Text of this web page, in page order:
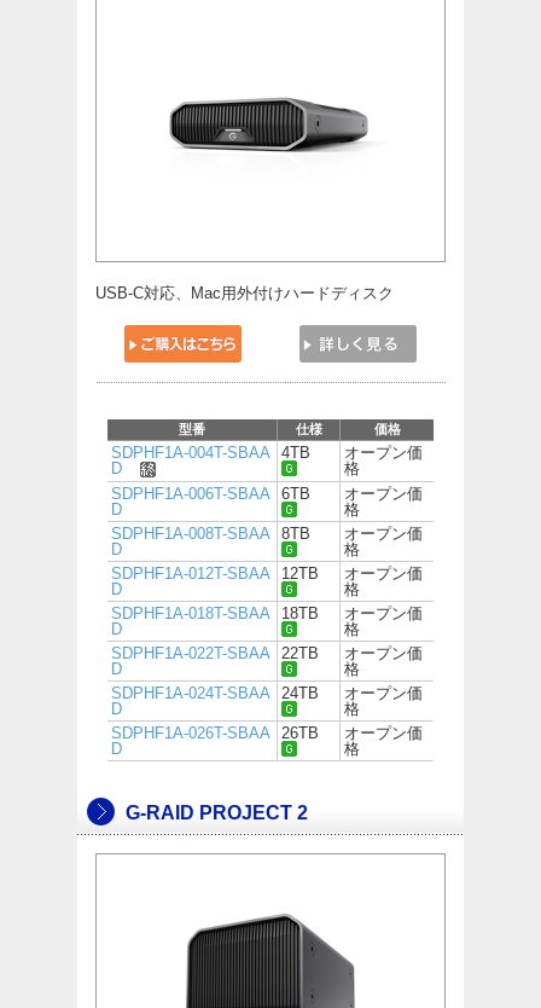
USB-C対応、Mac用外付けハードディスク
型番 仕様 価格
SDPHF1A-004T-SBAA
D
4TB
オープン価
格
SDPHF1A-006T-SBAA
D
6TB
オープン価
格
SDPHF1A-008T-SBAA
D
8TB
オープン価
格
SDPHF1A-012T-SBAA
D
12TB
オープン価
格
SDPHF1A-018T-SBAA
D
18TB
オープン価
格
SDPHF1A-022T-SBAA
D
22TB
オープン価
格
SDPHF1A-024T-SBAA
D
24TB
オープン価
格
SDPHF1A-026T-SBAA
D
26TB
オープン価
格
G-RAID PROJECT 2